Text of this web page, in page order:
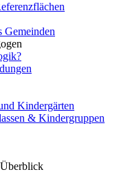
Gemeinden
Kindergärten
& Kindergruppen